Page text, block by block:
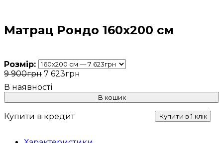
Матрац Рондо 160х200 см
Розмір:
9 900грн 7 623грн
В кошик
Купити в кредит Купити в 1 клік